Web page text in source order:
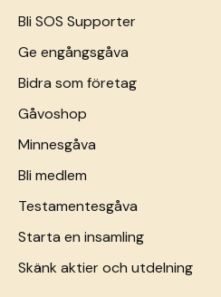
Bli SOS Supporter
Ge engångsgåva
Bidra som företag
Gåvoshop
Minnesgåva
Bli medlem
Testamentesgåva
Starta en insamling
Skänk aktier och utdelning